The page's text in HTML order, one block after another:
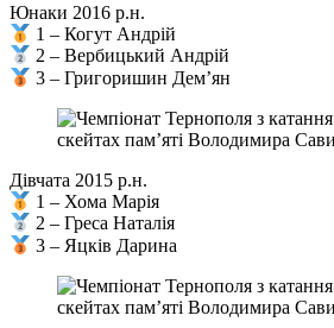
Юнаки 2016 р.н.
1 – Когут Андрій
2 – Вербицький Андрій
3 – Григоришин Дем’ян
Дівчата 2015 р.н.
1 – Хома Марія
2 – Греса Наталія
3 – Яцків Дарина